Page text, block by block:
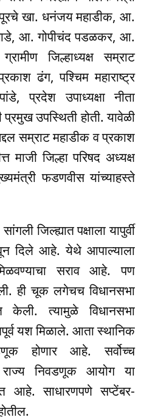
खा. धनंजय महाडीक, आ.
आ. गोपीचंद पडळकर, आ.
जिल्हाध्यक्ष सम्राट
ढंग, पश्चिम महाराष्ट्र
प्रदेश उपाध्यक्षा नीता
उपस्थिती होती. यावेळी
सम्राट महाडीक व प्रकाश
माजी जिल्हा परिषद अध्यक्ष
फडणवीस यांच्याहस्ते
जिल्ह्यात पक्षाला यापुर्वी
दिले आहे. येथे आपाल्याला
सराव आहे. पण
ही चूक लगेचच विधानसभा
त्यामुळे विधानसभा
यश मिळाले. आता स्थानिक
होणार आहे. सर्वोच्च
राज्य निवडणूक आयोग या
आहे. साधारणपणे सप्टेंबर-